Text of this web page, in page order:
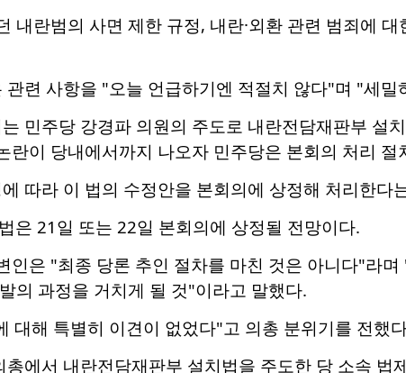
내란범의 사면 제한 규정, 내란·외환 관련 범죄에
관련 사항을 "오늘 언급하기엔 적절치 않다"며 "세
민주당 강경파 의원의 주도로 내란전담재판부 설
란이 당내에서까지 나오자 민주당은 본회의 처리
따라 이 법의 수정안을 본회의에 상정해 처리한다
은 21일 또는 22일 본회의에 상정될 전망이다.
인은 "최종 당론 추인 절차를 마친 것은 아니다"라
의 과정을 거치게 될 것"이라고 말했다.
대해 특별히 이견이 없었다"고 의총 분위기를 전했
총에서 내란전담재판부 설치법을 주도한 당 소속 법